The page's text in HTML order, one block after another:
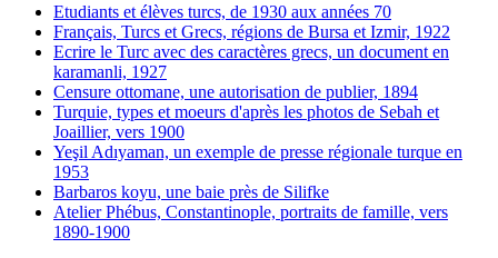
Etudiants et élèves turcs, de 1930 aux années 70
Français, Turcs et Grecs, régions de Bursa et Izmir, 1922
Ecrire le Turc avec des caractères grecs, un document en
karamanli, 1927
Censure ottomane, une autorisation de publier, 1894
Turquie, types et moeurs d'après les photos de Sebah et
Joaillier, vers 1900
Yeşil Adıyaman, un exemple de presse régionale turque en
1953
Barbaros koyu, une baie près de Silifke
Atelier Phébus, Constantinople, portraits de famille, vers
1890-1900